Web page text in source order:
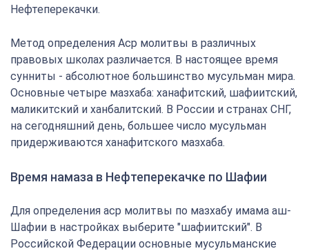
Нефтеперекачки.
Метод определения Аср молитвы в различных
правовых школах различается. В настоящее время
сунниты - абсолютное большинство мусульман мира.
Основные четыре мазхаба: ханафитский, шафиитский,
маликитский и ханбалитский. В России и странах СНГ,
на сегодняшний день, большее число мусульман
придерживаются ханафитского мазхаба.
Время намаза в Нефтеперекачке по Шафии
Для определения аср молитвы по мазхабу имама аш-
Шафии в настройках выберите "шафиитский". В
Российской Федерации основные мусульманские